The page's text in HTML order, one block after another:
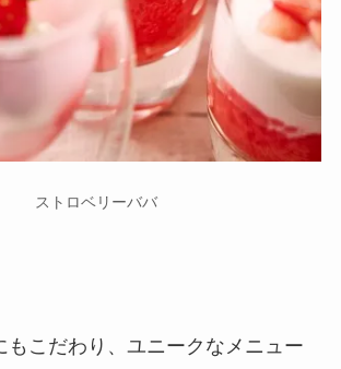
ストロベリーババ
もこだわり、ユニークなメニュー